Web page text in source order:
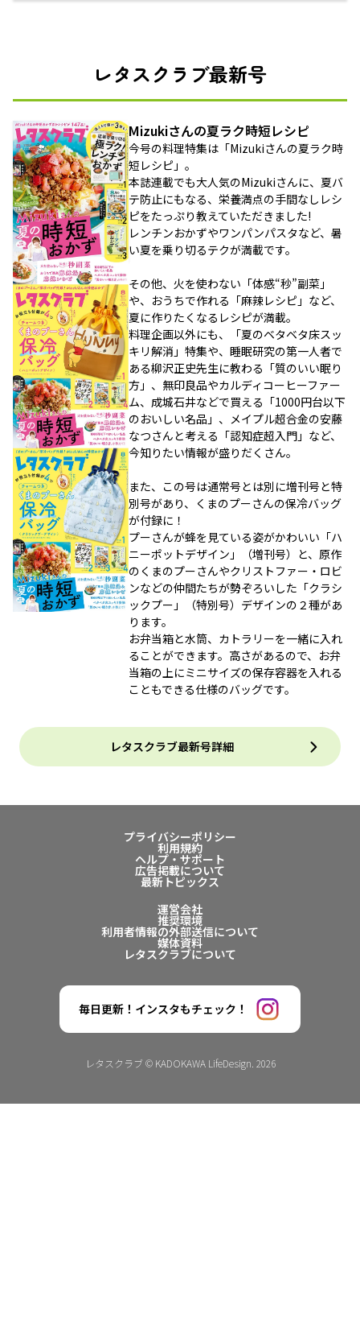
レタスクラブ最新号
Mizukiさんの夏ラク時短レシピ
今号の料理特集は「Mizukiさんの夏ラク時
短レシピ」。
本誌連載でも大人気のMizukiさんに、夏バ
テ防止にもなる、栄養満点の手間なしレシ
ピをたっぷり教えていただきました!
レンチンおかずやワンパンパスタなど、暑
い夏を乗り切るテクが満載です。
その他、火を使わない「体感“秒”副菜」
や、おうちで作れる「麻辣レシピ」など、
夏に作りたくなるレシピが満載。
料理企画以外にも、「夏のベタベタ床スッ
キリ解消」特集や、睡眠研究の第一人者で
ある柳沢正史先生に教わる「質のいい眠り
方」、無印良品やカルディコーヒーファー
ム、成城石井などで買える「1000円台以下
のおいしい名品」、メイプル超合金の安藤
なつさんと考える「認知症超入門」など、
今知りたい情報が盛りだくさん。
また、この号は通常号とは別に増刊号と特
別号があり、くまのプーさんの保冷バッグ
が付録に！
プーさんが蜂を見ている姿がかわいい「ハ
ニーポットデザイン」（増刊号）と、原作
のくまのプーさんやクリストファー・ロビ
ンなどの仲間たちが勢ぞろいした「クラシ
ックプー」（特別号）デザインの２種があ
ります。
お弁当箱と水筒、カトラリーを一緒に入れ
ることができます。高さがあるので、お弁
当箱の上にミニサイズの保存容器を入れる
こともできる仕様のバッグです。
レタスクラブ最新号詳細
プライバシーポリシー
利用規約
ヘルプ・サポート
広告掲載について
最新トピックス
運営会社
推奨環境
利用者情報の外部送信について
媒体資料
レタスクラブについて
毎日更新！インスタもチェック！
レタスクラブ © KADOKAWA LifeDesign. 2026